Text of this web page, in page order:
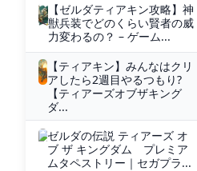
【ゼルダティアキン攻略】神
獣兵装でどのくらい賢者の威
力変わるの？ – ゲーム...
【ティアキン】みんなはクリ
アしたら2週目やるつもり?
【ティアーズオブザキング
ダ...
ゼルダの伝説 ティアーズ オ
ブ ザ キングダム プレミア
ムタペストリー｜セガプラ...